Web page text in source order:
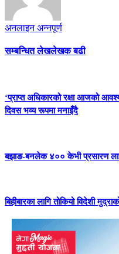
अनलाइन अन्नपूर्ण
सम्बन्धित लेखलेखक बढी
‘प्राप्त अधिकारको रक्षा आजको
दिवस भव्य रूपमा मनाइँदै
बझाङ-बनलेक ४०० केभी प्रसारण
बिहीबारका लागि तोकियो विदेशी